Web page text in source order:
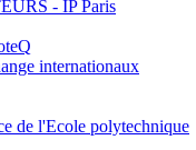
- IP Paris
internationaux
de l'Ecole polytechnique